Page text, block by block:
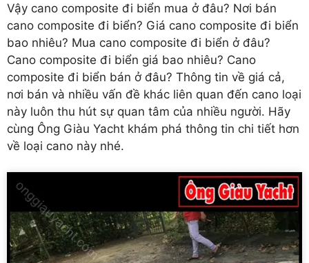
Vậy cano composite đi biển mua ở đâu? Nơi bán
cano composite đi biển? Giá cano composite đi biển
bao nhiêu? Mua cano composite đi biển ở đâu?
Cano composite đi biển giá bao nhiêu? Cano
composite đi biển bán ở đâu? Thông tin về giá cả,
nơi bán và nhiều vấn đề khác liên quan đến cano loại
này luôn thu hút sự quan tâm của nhiều người. Hãy
cùng Ông Giàu Yacht khám phá thông tin chi tiết hơn
về loại cano này nhé.